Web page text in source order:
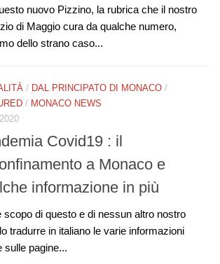
nuovo Pizzino, la rubrica che il nostro
di Maggio cura da qualche numero,
dello strano caso...
/ DAL PRINCIPATO DI MONACO /
/ MONACO NEWS
Covid19 : il
a Monaco e
informazione in più
scopo di questo e di nessun altro nostro
tradurre in italiano le varie informazioni
sulle pagine...